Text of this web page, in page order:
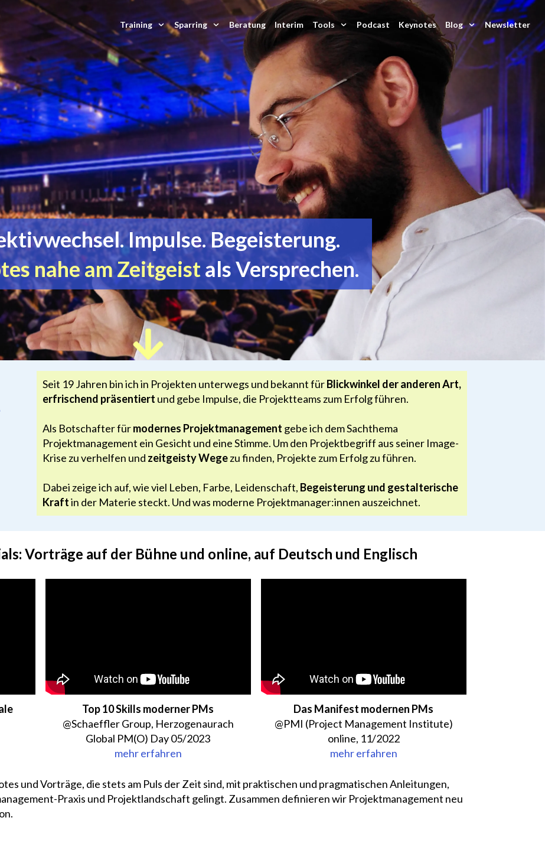
Training Sparring Beratung Interim Tools Podcast Keynotes Blog Newsletter
Impulse. Begeisterung.
nahe am Zeitgeistals Versprechen.
Seit 19 Jahren bin ich in Projekten unterwegs und bekannt fürBlickwinkel der anderen Art,
erfrischend präsentiert und gebe Impulse, die Projektteams zum Erfolg führen.
Als Botschafter fürmodernes Projektmanagement gebe ich dem Sachthema
Projektmanagement ein Gesicht und eine Stimme. Um den Projektbegriff aus seiner Image-
Krise zu verhelfen und zeitgeisty Wegezu finden, Projekte zum Erfolg zu führen.
Dabei zeige ich auf, wie viel Leben, Farbe, Leidenschaft, Begeisterung und gestalterische
Kraftin der Materie steckt. Und was moderne Projektmanager:innen auszeichnet.
Vorträge auf der Bühne und online, auf Deutsch und Englisch
Top 10 Skills moderner PMs
@Schaeffler Group, Herzogenaurach
Global PM(O) Day 05/2023
mehr erfahren
Das Manifest modernen PMs
@PMI (Project Management Institute)
online, 11/2022
mehr erfahren
und Vorträge, die stets am Puls der Zeit sind, mit praktischen und pragmatischen Anleitungen,
Praxis und Projektlandschaft gelingt. Zusammen definieren wir Projektmanagement neu